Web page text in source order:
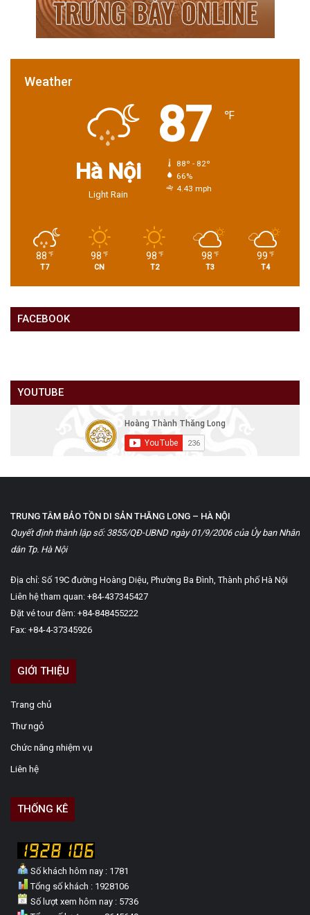
Weather
Hà Nội
Light Rain
87 ℉
88º - 82º
66%
4.43 mph
88 ℉
T7
98 ℉
CN
98 ℉
T2
98 ℉
T3
99 ℉
T4
FACEBOOK
YOUTUBE
TRUNG TÂM BẢO TỒN DI SẢN THĂNG LONG – HÀ NỘI
Quyết định thành lập số: 3855/QĐ-UBND ngày 01/9/2006 của Ủy ban Nhân
dân Tp. Hà Nội
Địa chỉ: Số 19C đường Hoàng Diệu, Phường Ba Đình, Thành phố Hà Nội
Liên hệ tham quan: +84-437345427
Đặt vé tour đêm: +84-848455222
Fax: +84-4-37345926
GIỚI THIỆU
Trang chủ
Thư ngỏ
Chức năng nhiệm vụ
Liên hệ
THỐNG KÊ
Số khách hôm nay : 1781
Tổng số khách : 1928106
Số lượt xem hôm nay : 5736